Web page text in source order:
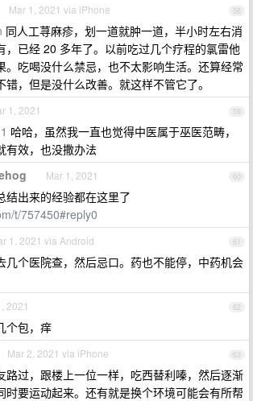
58
Mar 1, 2021 via iPhone
同人工荨麻疹，划一道就肿一道，半小时左右消
，已经 20 多年了。以前吃过几个疗程的氯雷他
。吃喝没什么禁忌，也不太影响生活。还算经常
错，但是没什么改善。就这样不管它了。
59
1, 2021
哈哈，虽然我一直也觉得中医属于巫医范畴，
有效，也没撒办法
60
Mar 1, 2021
结出来的经验都在这里了
t/757450#reply0
61
1, 2021 via Android
几个医院查，然后忌口。药也不能停，中药机会
62
2021
个包，痒
63
Mar 2, 2021 via iPhone
路过，跟楼上一位一样，吃西替利嗪，然后逐渐
时要运动起来。还有就是换个环境可能会有所帮